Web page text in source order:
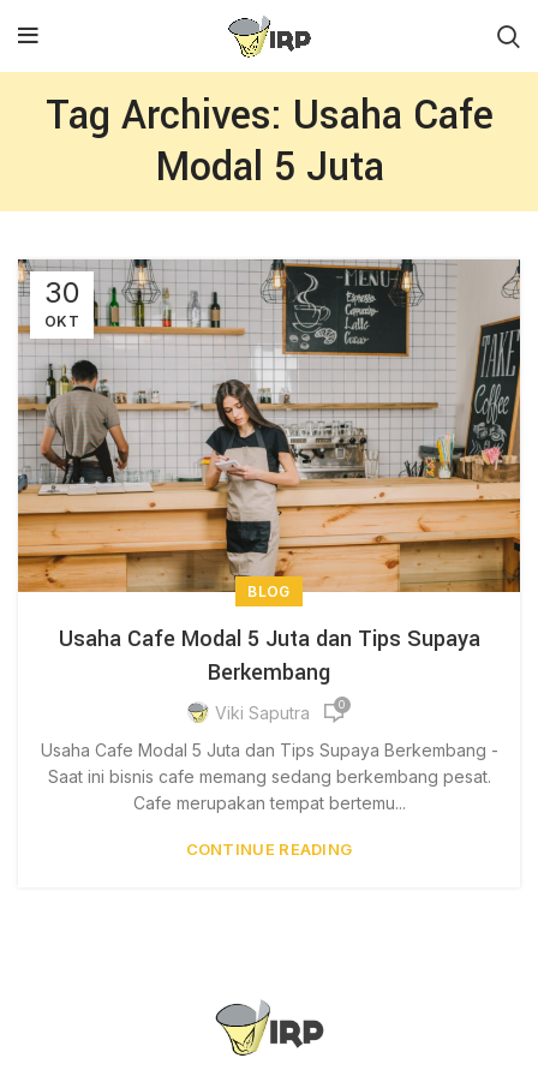
Tag Archives: Usaha Cafe
Modal 5 Juta
30
OKT
BLOG
Usaha Cafe Modal 5 Juta dan Tips Supaya
Berkembang
Viki Saputra 0
Usaha Cafe Modal 5 Juta dan Tips Supaya Berkembang -
Saat ini bisnis cafe memang sedang berkembang pesat.
Cafe merupakan tempat bertemu...
CONTINUE READING